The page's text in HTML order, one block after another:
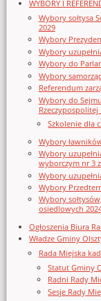
WYBORY I
Wybory sołtysa
2029
Wybory
Wybory
Wybory do
Wybory
Referendum
Wybory do
Rzeczypospolitej
Szkolenie dla
Wybory
Wybory
wyborczym nr 3
Wybory
Wybory
Wybory
osiedlowych
Ogłoszenia Biura
Władze Gminy
Rada Miejska
Statut Gminy
Radni Rady
Sesje Rady